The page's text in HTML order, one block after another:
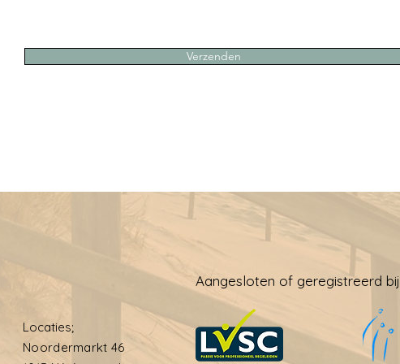
Verzenden
Locaties;
Noordermarkt 46
Aangesloten of geregistreerd